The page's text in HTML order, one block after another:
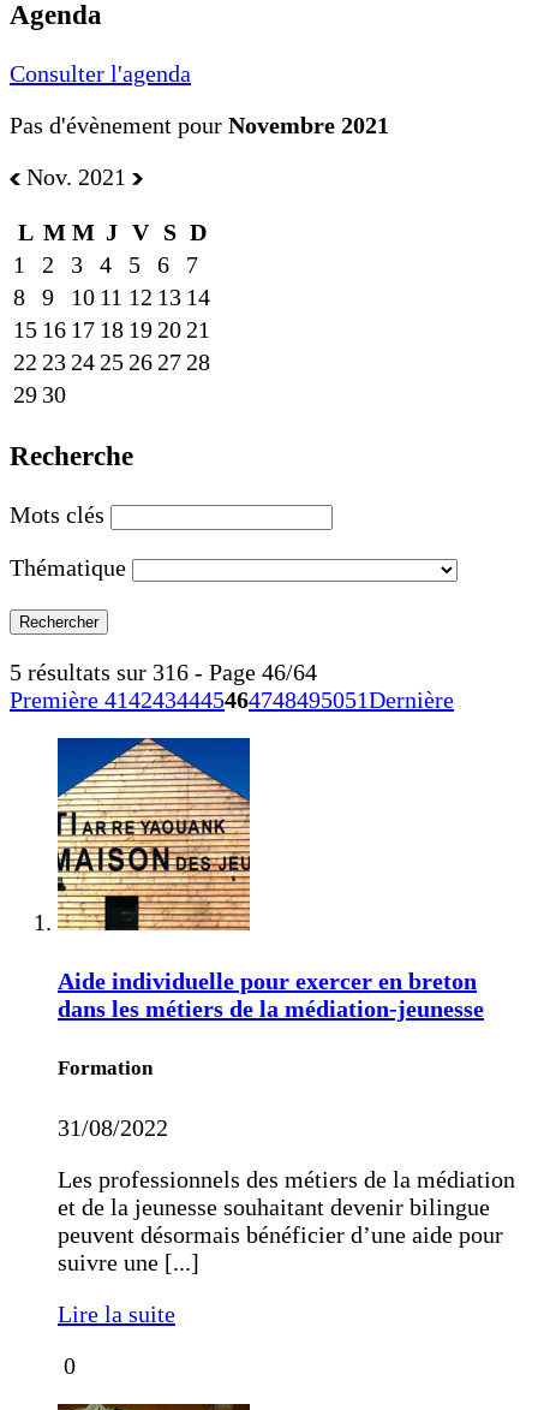
Agenda
Consulter l'agenda
Pas d'évènement pour Novembre 2021
Nov. 2021
L M M J V S D
1
2 3 4 5 6
7
8
9 10 11 12 13 14
15 16 17 18 19 20 21
22 23 24 25 26 27 28
29 30
Recherche
Mots clés
Thématique
5 résultats sur 316 - Page 46/64
Première 4142434445464748495051Dernière
Aide individuelle pour exercer en breton
dans les métiers de la médiation-jeunesse
Formation
31/08/2022
Les professionnels des métiers de la médiation
et de la jeunesse souhaitant devenir bilingue
peuvent désormais bénéficier d’une aide pour
suivre une [...]
Lire la suite
0